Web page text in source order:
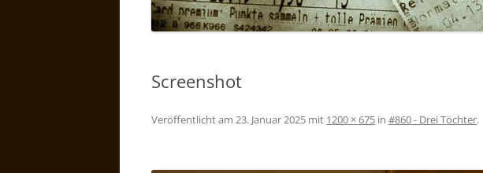
Screenshot
Veröffentlicht am 23. Januar 2025 mit 1200 × 675 in #860 - Drei Töchter.